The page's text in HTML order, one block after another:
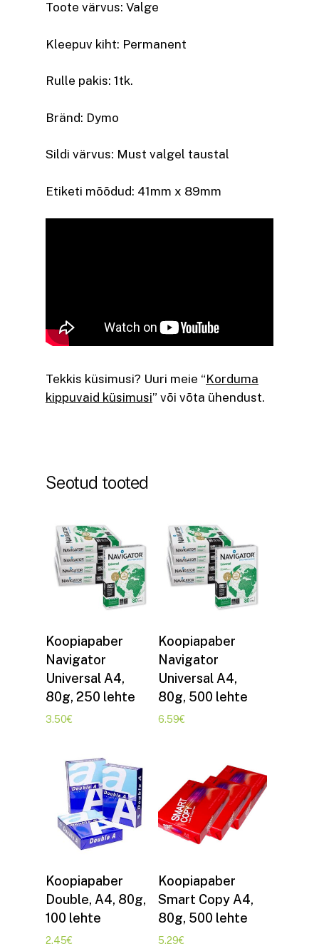
Toote värvus: Valge
Kleepuv kiht: Permanent
Rulle pakis: 1tk.
Bränd: Dymo
Sildi värvus: Must valgel taustal
Etiketi mõõdud: 41mm x 89mm
Tekkis küsimusi? Uuri meie “Korduma
kippuvaid küsimusi” või võta ühendust.
Seotud tooted
Lisa korvi
Koopiapaber
Navigator
Universal A4,
80g, 250 lehte
3.50€
Lisa korvi
Koopiapaber
Navigator
Universal A4,
80g, 500 lehte
6.59€
Koopiapaber
Double, A4, 80g,
100 lehte
2.45€
Koopiapaber
Smart Copy A4,
80g, 500 lehte
5.29€